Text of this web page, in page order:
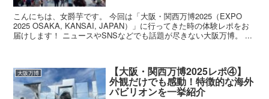
こんにちは、女爵芋です。 今回は「大阪・関西万博2025（EXPO
2025 OSAKA, KANSAI, JAPAN）」に行ってきた時の体験レポをお
届けします！ ニュースやSNSなどでも話題が尽きない大阪万博。 ...
大阪万博 【大阪・関西万博2025レポ④】
外観だけでも感動！特徴的な海外
パビリオンを一挙紹介